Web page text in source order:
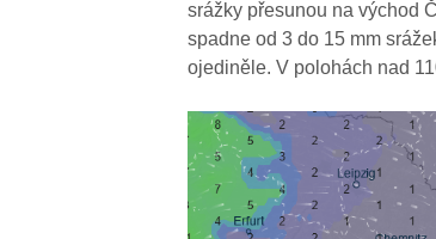
srážky přesunou na východ
spadne od 3 do 15 mm
ojediněle. V polohách nad